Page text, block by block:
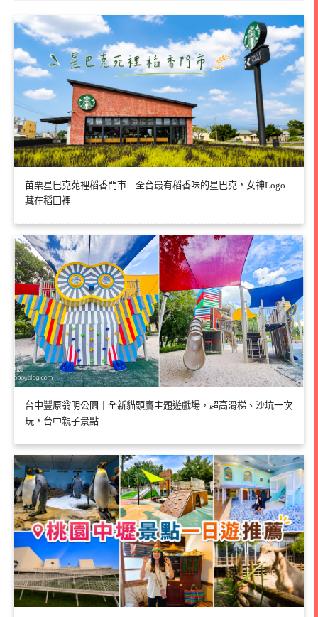
苗栗星巴克苑裡稻香門市｜全台最有稻香味的星巴克，女神Logo
藏在稻田裡
台中豐原翁明公園｜全新貓頭鷹主題遊戲場，超高滑梯、沙坑一次
玩，台中親子景點